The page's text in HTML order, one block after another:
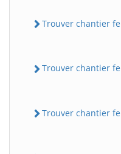
Trouver chantier
Trouver chantier
Trouver chantier